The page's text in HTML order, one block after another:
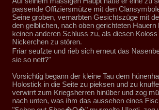
passende Offiziersmütze mit den
Seine groben, vernarbten Gesichtszüge mit
den gelblichen, nach oben gerichteten
keinen anderen Schluss zu, als diesen
Nickerchen zu stören.
Friar seufzte und rieb sich erneut das
sie so nett?"
Vorsichtig begann der kleine Tau dem
Holostick in die Seite zu pieksen und zu
verwirrt zum Kriegsherren hinüber und zog
nach unten, was ihm das aussehen eines